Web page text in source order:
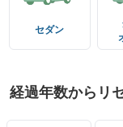
セダン
経過年数からリ